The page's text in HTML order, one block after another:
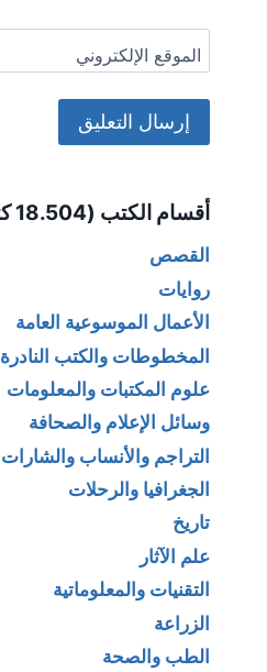
الموقع الإلكتروني
أقسام الكتب (18.504 كتاب)
القصص
روايات
الأعمال الموسوعية العامة
المخطوطات والكتب النادرة
علوم المكتبات والمعلومات
وسائل الإعلام والصحافة
التراجم والأنساب والشارات
الجغرافيا والرحلات
تاريخ
علم الآثار
التقنيات والمعلوماتية
الزراعة
الطب والصحة